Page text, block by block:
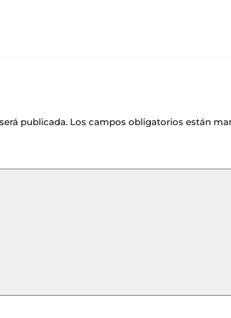
publicada. Los campos obligatorios están